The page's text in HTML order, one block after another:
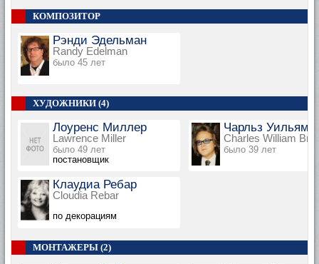
КОМПОЗИТОР
Рэнди Эдельман
Randy Edelman
было 45 лет
ХУДОЖНИКИ (4)
Лоуренс Миллер
Lawrence Miller
было 49 лет
постановщик
Чарльз Уильям
Charles William
было 39 лет
Клаудиа Ребар
Cloudia Rebar
по декорациям
МОНТАЖЕРЫ (2)